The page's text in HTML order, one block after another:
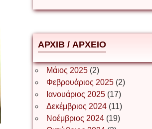
Δημήτριος Ζακοντινός
АРХІВ / ΑΡΧΕΙΟ
Μάιος 2025 (2)
Φεβρουάριος 2025 (2)
Ιανουάριος 2025 (17)
Δεκέμβριος 2024 (11)
Νοέμβριος 2024 (19)